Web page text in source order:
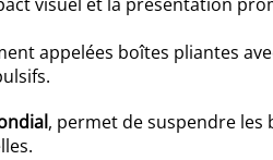
appelées boîtes pliantes
, permet de suspendre les